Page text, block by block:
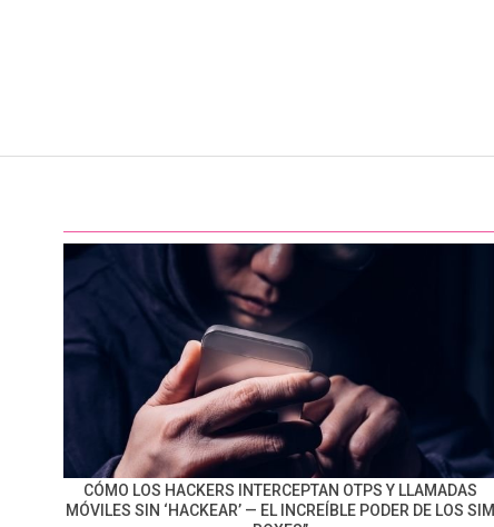
CÓMO LOS HACKERS INTERCEPTAN OTPS Y LLAMADAS
MÓVILES SIN ‘HACKEAR’ — EL INCREÍBLE PODER DE LOS SIM